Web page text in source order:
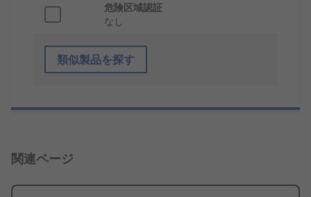
危険区域認証
なし
類似製品を探す
関連ページ